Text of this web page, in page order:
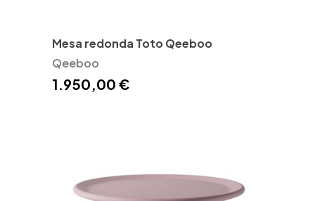
Mesa redonda Toto Qeeboo
Qeeboo
1.950,00 €